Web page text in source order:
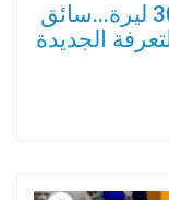
عراك في طرابلس بسبب 3000 ليرة...سائق
الجديدة